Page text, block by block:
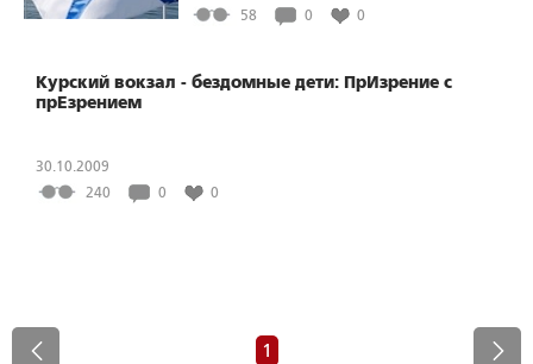
58
0 0
Курский вокзал - бездомные дети: ПрИзрение с
прЕзрением
30.10.2009
240
0 0
1